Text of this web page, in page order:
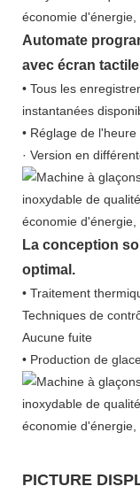
Automate
avec écran tactile
• Tous les
instantanées
• Réglage de l'heure
· Version en
La conception
optimal.
• Traitement
Techniques de
Aucune fuite
• Production de
PICTURE